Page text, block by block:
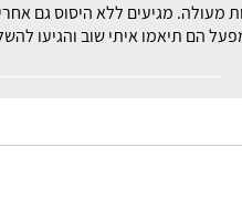
מעולה. מגיעים ללא היסוס גם
הם תיאמו איתי שוב והגיעו